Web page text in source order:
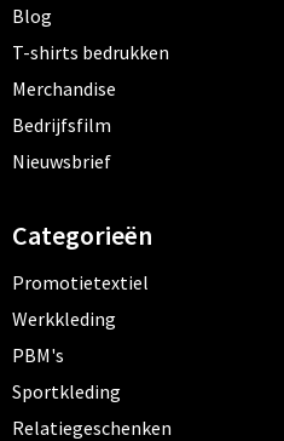
Blog
T-shirts bedrukken
Merchandise
Bedrijfsfilm
Nieuwsbrief
Categorieën
Promotietextiel
Werkkleding
PBM's
Sportkleding
Relatiegeschenken